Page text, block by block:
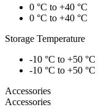
0 °C to +40 °C
0 °C to +40 °C
Storage Temperature
-10 °C to +50 °C
-10 °C to +50 °C
Accessories
Accessories